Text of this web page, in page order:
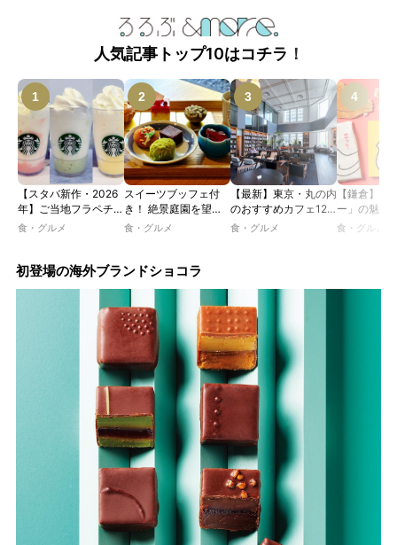
人気記事トップ10はコチラ！
【スタバ新作・2026
年】ご当地フラペチー
ノが新登場！ 地域と
JIMOTO
PROGRAM」が青
動。6種類を飲んで実
食・グルメ
スイーツブッフェ付
き！ 絶景庭園を望む
ホテルレストランで味
ツトレンドVol.105】
食・グルメ
【最新】東京・丸の内
のおすすめカフェ12
選｜ひとりでゆったり
食・グルメ
【鎌倉】「
ー」の魅力
説！ 定番商
食・グルメ
初登場の海外ブランドショコラ